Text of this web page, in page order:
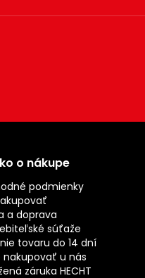
o nákupe
podmienky
a doprava
súťaže
tovaru do 14 dní
nakupovať u nás
záruka HECHT